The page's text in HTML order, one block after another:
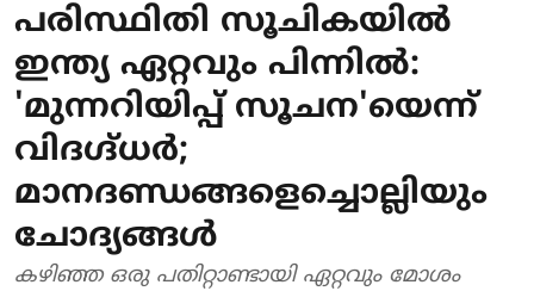
പരിസ്ഥിതി സൂചികയിൽ
ഇന്ത്യ ഏറ്റവും പിന്നിൽ:
'മുന്നറിയിപ്പ് സൂചന'യെന്ന്
വിദഗ്ദ്ധർ;
മാനദണ്ഡങ്ങളെച്ചൊല്ലിയും
ചോദ്യങ്ങൾ
കഴിഞ്ഞ ഒരു പതിറ്റാണ്ടായി ഏറ്റവും മോശം